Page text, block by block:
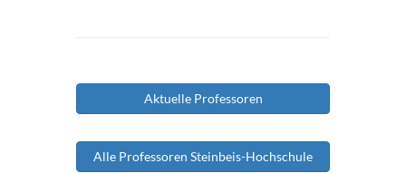
Aktuelle Professoren
Alle Professoren Steinbeis-Hochschule